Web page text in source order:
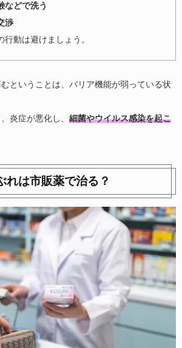
などで洗う
渉
行動は避けましょう。
ということは、バリア機能が弱っている状
炎症が悪化し、 細菌やウイルス感染を起こ
れは市販薬で治る？